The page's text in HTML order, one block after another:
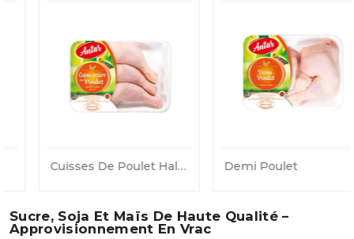
Cuisses De Poulet Halal Du Maroc – Vente En Gros Et Export Demi Poulet
Sucre, Soja Et Maïs De Haute Qualité –
Approvisionnement En Vrac